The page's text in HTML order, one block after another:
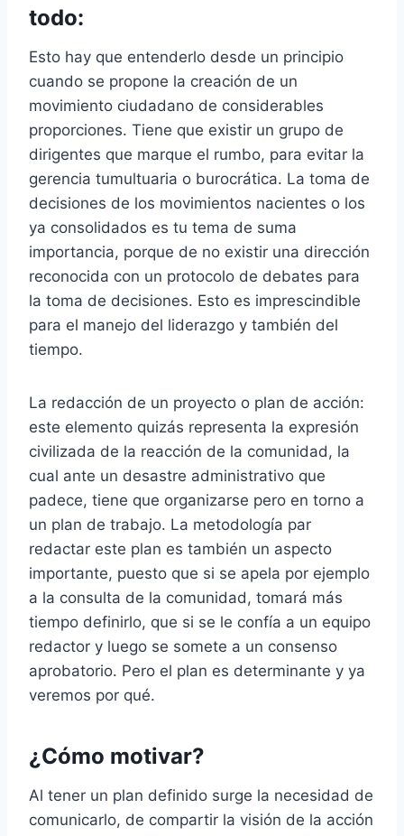
todo:
Esto hay que entenderlo desde un principio
cuando se propone la creación de un
movimiento ciudadano de considerables
proporciones. Tiene que existir un grupo de
dirigentes que marque el rumbo, para evitar la
gerencia tumultuaria o burocrática. La toma de
decisiones de los movimientos nacientes o los
ya consolidados es tu tema de suma
importancia, porque de no existir una dirección
reconocida con un protocolo de debates para
la toma de decisiones. Esto es imprescindible
para el manejo del liderazgo y también del
tiempo.
La redacción de un proyecto o plan de acción:
este elemento quizás representa la expresión
civilizada de la reacción de la comunidad, la
cual ante un desastre administrativo que
padece, tiene que organizarse pero en torno a
un plan de trabajo. La metodología par
redactar este plan es también un aspecto
importante, puesto que si se apela por ejemplo
a la consulta de la comunidad, tomará más
tiempo definirlo, que si se le confía a un equipo
redactor y luego se somete a un consenso
aprobatorio. Pero el plan es determinante y ya
veremos por qué.
¿Cómo motivar?
Al tener un plan definido surge la necesidad de
comunicarlo, de compartir la visión de la acción